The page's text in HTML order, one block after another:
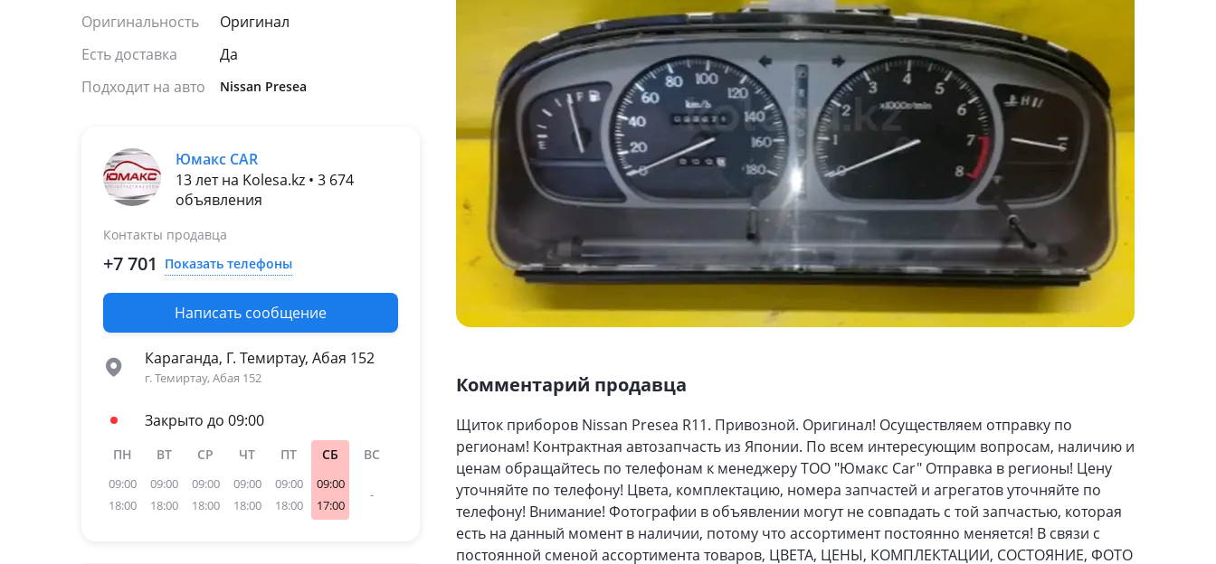
Оригинальность
Оригинал
Есть доставка
Да
Подходит на авто
Nissan Presea
Юмакс CAR
13 лет на Kolesa.kz • 3 674
объявления
Контакты продавца
+7 701 Показать телефоны
Написать сообщение
Караганда, Г. Темиртау, Абая 152
г. Темиртау, Абая 152
Закрыто до 09:00
ПН
09:00
18:00
ВТ
09:00
18:00
СР
09:00
18:00
ЧТ
09:00
18:00
ПТ
09:00
18:00
СБ
09:00
17:00
ВС
-
Комментарий продавца
Щиток приборов Nissan Presea R11. Привозной. Оригинал! Осуществляем отправку по
регионам! Контрактная автозапчасть из Японии. По всем интересующим вопросам, наличию и
ценам обращайтесь по телефонам к менеджеру ТОО "Юмакс Car" Отправка в регионы! Цену
уточняйте по телефону! Цвета, комплектацию, номера запчастей и агрегатов уточняйте по
телефону! Внимание! Фотографии в объявлении могут не совпадать с той запчастью, которая
есть на данный момент в наличии, потому что ассортимент постоянно меняется! В связи с
постоянной сменой ассортимента товаров, ЦВЕТА, ЦЕНЫ, КОМПЛЕКТАЦИИ, СОСТОЯНИЕ, ФOТО